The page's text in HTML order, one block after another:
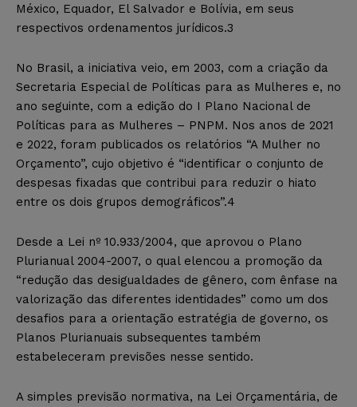
México, Equador, El Salvador e Bolívia, em seus
respectivos ordenamentos jurídicos.3
No Brasil, a iniciativa veio, em 2003, com a criação da
Secretaria Especial de Políticas para as Mulheres e, no
ano seguinte, com a edição do I Plano Nacional de
Políticas para as Mulheres – PNPM. Nos anos de 2021
e 2022, foram publicados os relatórios “A Mulher no
Orçamento”, cujo objetivo é “identificar o conjunto de
despesas fixadas que contribui para reduzir o hiato
entre os dois grupos demográficos”.4
Desde a Lei nº 10.933/2004, que aprovou o Plano
Plurianual 2004-2007, o qual elencou a promoção da
“redução das desigualdades de gênero, com ênfase na
valorização das diferentes identidades” como um dos
desafios para a orientação estratégia de governo, os
Planos Plurianuais subsequentes também
estabeleceram previsões nesse sentido.
A simples previsão normativa, na Lei Orçamentária, de